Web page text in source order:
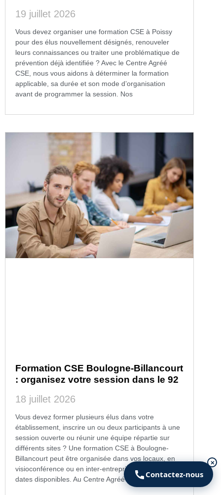
19 juillet 2026
Vous devez organiser une formation CSE à Poissy
pour des élus nouvellement désignés, renouveler
leurs connaissances ou traiter une problématique de
prévention déjà identifiée ? Avec le Centre Agréé
CSE, nous vous aidons à déterminer la formation
applicable, sa durée et son mode d’organisation
avant de programmer la session. Nos
Formation CSE Boulogne-Billancourt
: organisez votre session dans le 92
18 juillet 2026
Vous devez former plusieurs élus dans votre
établissement, inscrire un ou deux participants à une
session ouverte ou réunir une équipe répartie sur
différents sites ? Une formation CSE à Boulogne-
Billancourt peut être organisée dans vos locaux, en
visioconférence ou en inter-entreprises selon les
dates disponibles. Au Centre Agréé CSE,
Contactez-nous
✕